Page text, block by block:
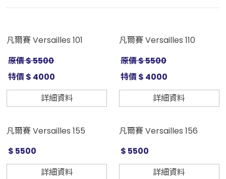
凡爾賽 Versailles 101
原價 $ 5500
特價 $ 4000
詳細資料
凡爾賽 Versailles 110
原價 $ 5500
特價 $ 4000
詳細資料
凡爾賽 Versailles 155
$ 5500
詳細資料
凡爾賽 Versailles 156
$ 5500
詳細資料